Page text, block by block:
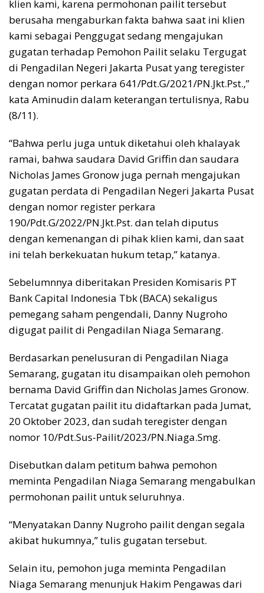
klien kami, karena permohonan pailit tersebut
berusaha mengaburkan fakta bahwa saat ini klien
kami sebagai Penggugat sedang mengajukan
gugatan terhadap Pemohon Pailit selaku Tergugat
di Pengadilan Negeri Jakarta Pusat yang teregister
dengan nomor perkara 641/Pdt.G/2021/PN.Jkt.Pst.,”
kata Aminudin dalam keterangan tertulisnya, Rabu
(8/11).
“Bahwa perlu juga untuk diketahui oleh khalayak
ramai, bahwa saudara David Griffin dan saudara
Nicholas James Gronow juga pernah mengajukan
gugatan perdata di Pengadilan Negeri Jakarta Pusat
dengan nomor register perkara
190/Pdt.G/2022/PN.Jkt.Pst. dan telah diputus
dengan kemenangan di pihak klien kami, dan saat
ini telah berkekuatan hukum tetap,” katanya.
Sebelumnnya diberitakan Presiden Komisaris PT
Bank Capital Indonesia Tbk (BACA) sekaligus
pemegang saham pengendali, Danny Nugroho
digugat pailit di Pengadilan Niaga Semarang.
Berdasarkan penelusuran di Pengadilan Niaga
Semarang, gugatan itu disampaikan oleh pemohon
bernama David Griffin dan Nicholas James Gronow.
Tercatat gugatan pailit itu didaftarkan pada Jumat,
20 Oktober 2023, dan sudah teregister dengan
nomor 10/Pdt.Sus-Pailit/2023/PN.Niaga.Smg.
Disebutkan dalam petitum bahwa pemohon
meminta Pengadilan Niaga Semarang mengabulkan
permohonan pailit untuk seluruhnya.
“Menyatakan Danny Nugroho pailit dengan segala
akibat hukumnya,” tulis gugatan tersebut.
Selain itu, pemohon juga meminta Pengadilan
Niaga Semarang menunjuk Hakim Pengawas dari